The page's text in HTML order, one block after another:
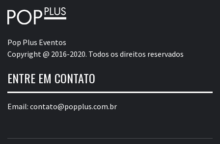
Pop Plus Eventos
Copyright @ 2016-2020. Todos os direitos reservados
ENTRE EM CONTATO
Email: contato@popplus.com.br